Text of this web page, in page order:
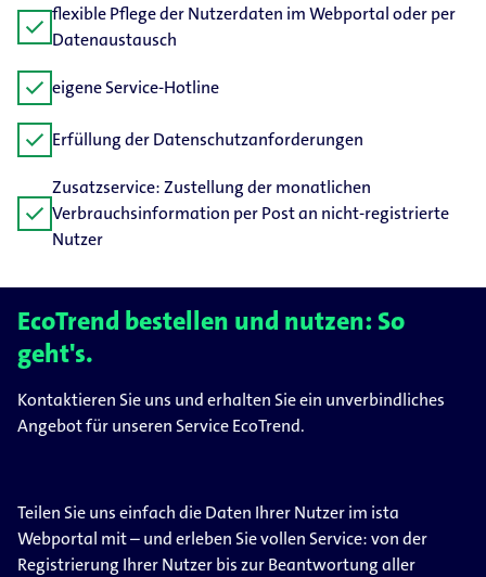
check flexible Pflege der Nutzerdaten im Webportal oder per
Datenaustausch
check eigene Service-Hotline
check Erfüllung der Datenschutzanforderungen
check
Zusatzservice: Zustellung der monatlichen
Verbrauchsinformation per Post an nicht-registrierte
Nutzer
EcoTrend bestellen und nutzen: So
geht's.
Kontaktieren Sie uns und erhalten Sie ein unverbindliches
Angebot für unseren Service EcoTrend.
Teilen Sie uns einfach die Daten Ihrer Nutzer im ista
Webportal mit – und erleben Sie vollen Service: von der
Registrierung Ihrer Nutzer bis zur Beantwortung aller